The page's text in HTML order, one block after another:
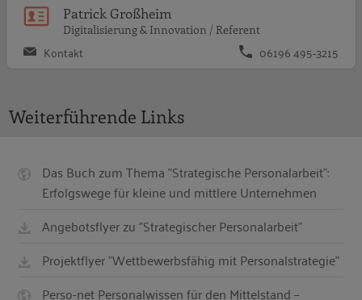
Patrick Großheim
Digitalisierung & Innovation / Referent
Kontakt 06196 495-3215
Weiterführende Links
Das Buch zum Thema "Strategische Personalarbeit":
Erfolgswege für kleine und mittlere Unternehmen
Angebotsflyer zu "Strategischer Personalarbeit"
Projektflyer "Wettbewerbsfähig mit Personalstrategie"
Perso-net Personalwissen für den Mittelstand –